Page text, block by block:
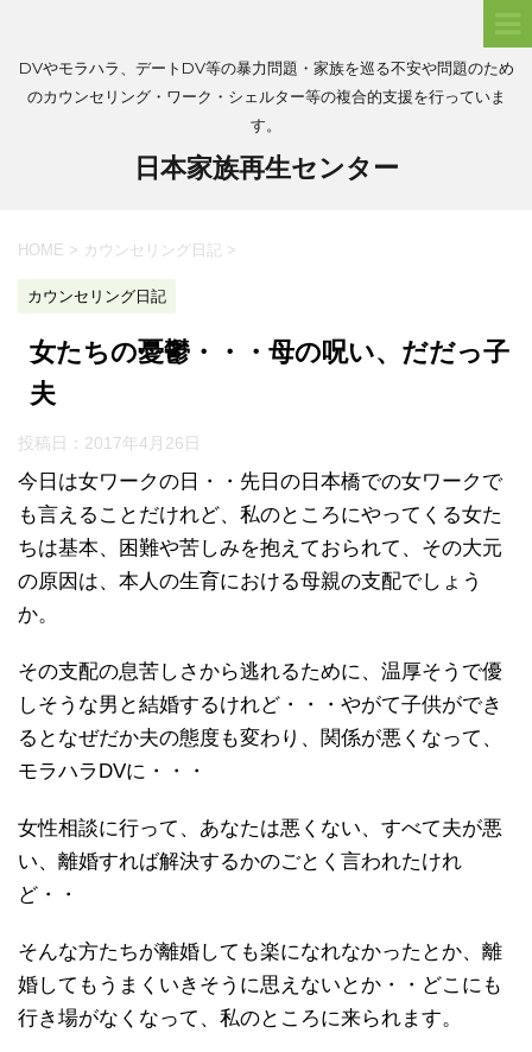
DVやモラハラ、デートDV等の暴力問題・家族を巡る不安や問題のため
のカウンセリング・ワーク・シェルター等の複合的支援を行っていま
す。
日本家族再生センター
HOME > カウンセリング日記 >
カウンセリング日記
女たちの憂鬱・・・母の呪い、だだっ子
夫
投稿日： 2017年4月26日
今日は女ワークの日・・先日の日本橋での女ワークで
も言えることだけれど、私のところにやってくる女た
ちは基本、困難や苦しみを抱えておられて、その大元
の原因は、本人の生育における母親の支配でしょう
か。
その支配の息苦しさから逃れるために、温厚そうで優
しそうな男と結婚するけれど・・・やがて子供ができ
るとなぜだか夫の態度も変わり、関係が悪くなって、
モラハラDVに・・・
女性相談に行って、あなたは悪くない、すべて夫が悪
い、離婚すれば解決するかのごとく言われたけれ
ど・・
そんな方たちが離婚しても楽になれなかったとか、離
婚してもうまくいきそうに思えないとか・・どこにも
行き場がなくなって、私のところに来られます。